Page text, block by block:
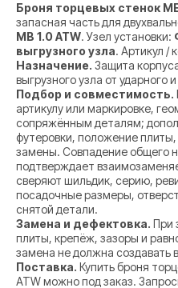
Броня торцевых стенок
запасная часть для
MB 1.0 ATW. Узел установки:
выгрузного узла. Артикул /
Назначение. Защита
выгрузного узла от ударного
Подбор и совместимость.
артикулу или маркировке,
сопряжённым деталям;
футеровки, положение
замены. Совпадение общего
подтверждает
сверяют шильдик, серию,
посадочные размеры,
снятой детали.
Замена и дефектовка. При
плиты, крепёж, зазоры и
замена не должна создавать
Поставка. Купить броня
ATW можно под заказ.